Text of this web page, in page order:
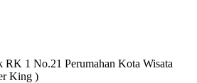
1 No.21 Perumahan Kota Wisata
King )